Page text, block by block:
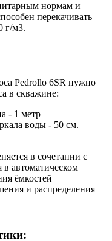
нормам и
перекачивать
г/м3.
Pedrollo 6SR нужно
в скважине:
- 1 метр
воды - 50 см.
в сочетании с
в автоматическом
ёмкостей
и распределения